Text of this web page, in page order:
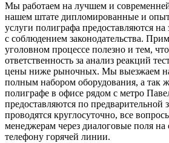
Мы работаем на лучшем и
нашем штате дипломированные и
услуги полиграфа предоставляются
с соблюдением законодательства.
уголовном процессе полезно и тем,
ответственность за анализ реакций
цены ниже рыночных. Мы выезжаем
полным набором оборудования, а так
полиграфе в офисе рядом с метро
предоставляются по предварительной
проводятся круглосуточно, все
менеджерам через диалоговые поля
телефону горячей линии.